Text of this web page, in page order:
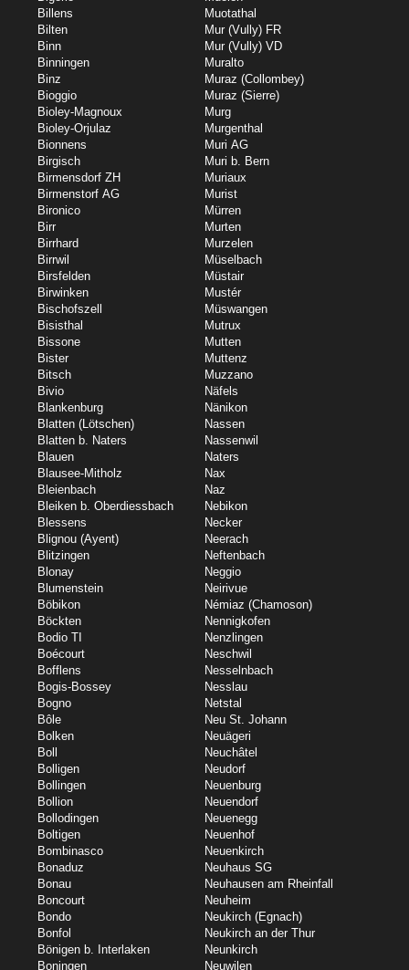
Billens
Bilten
Binn
Binningen
Binz
Bioggio
Bioley-Magnoux
Bioley-Orjulaz
Bionnens
Birgisch
Birmensdorf ZH
Birmenstorf AG
Bironico
Birr
Birrhard
Birrwil
Birsfelden
Birwinken
Bischofszell
Bisisthal
Bissone
Bister
Bitsch
Bivio
Blankenburg
Blatten (Lötschen)
Blatten b. Naters
Blauen
Blausee-Mitholz
Bleienbach
Bleiken b. Oberdiessbach
Blessens
Blignou (Ayent)
Blitzingen
Blonay
Blumenstein
Böbikon
Böckten
Bodio TI
Boécourt
Bofflens
Bogis-Bossey
Bogno
Bôle
Bolken
Boll
Bolligen
Bollingen
Bollion
Bollodingen
Boltigen
Bombinasco
Bonaduz
Bonau
Boncourt
Bondo
Bonfol
Bönigen b. Interlaken
Boningen
Muotathal
Mur (Vully) FR
Mur (Vully) VD
Muralto
Muraz (Collombey)
Muraz (Sierre)
Murg
Murgenthal
Muri AG
Muri b. Bern
Muriaux
Murist
Mürren
Murten
Murzelen
Müselbach
Müstair
Mustér
Müswangen
Mutrux
Mutten
Muttenz
Muzzano
Näfels
Nänikon
Nassen
Nassenwil
Naters
Nax
Naz
Nebikon
Necker
Neerach
Neftenbach
Neggio
Neirivue
Némiaz (Chamoson)
Nennigkofen
Nenzlingen
Neschwil
Nesselnbach
Nesslau
Netstal
Neu St. Johann
Neuägeri
Neuchâtel
Neudorf
Neuenburg
Neuendorf
Neuenegg
Neuenhof
Neuenkirch
Neuhaus SG
Neuhausen am Rheinfall
Neuheim
Neukirch (Egnach)
Neukirch an der Thur
Neunkirch
Neuwilen